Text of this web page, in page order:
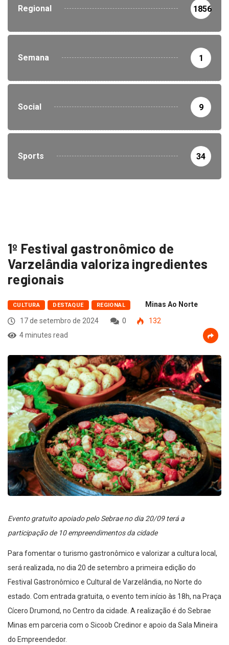
Regional 1856
Semana 1
Social 9
Sports 34
1º Festival gastronômico de
Varzelândia valoriza ingredientes
regionais
CULTURA DESTAQUE REGIONAL
Minas Ao Norte
17 de setembro de 2024
0
132
4 minutes read
Evento gratuito apoiado pelo Sebrae no dia 20/09 terá a
participação de 10 empreendimentos da cidade
Para fomentar o turismo gastronômico e valorizar a cultura local,
será realizada, no dia 20 de setembro a primeira edição do
Festival Gastronômico e Cultural de Varzelândia, no Norte do
estado. Com entrada gratuita, o evento tem início às 18h, na Praça
Cícero Drumond, no Centro da cidade. A realização é do Sebrae
Minas em parceria com o Sicoob Credinor e apoio da Sala Mineira
do Empreendedor.